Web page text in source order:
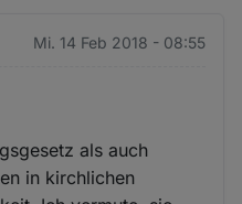
Mi. 14 Feb 2018 - 08:55
als auch
in kirchlichen